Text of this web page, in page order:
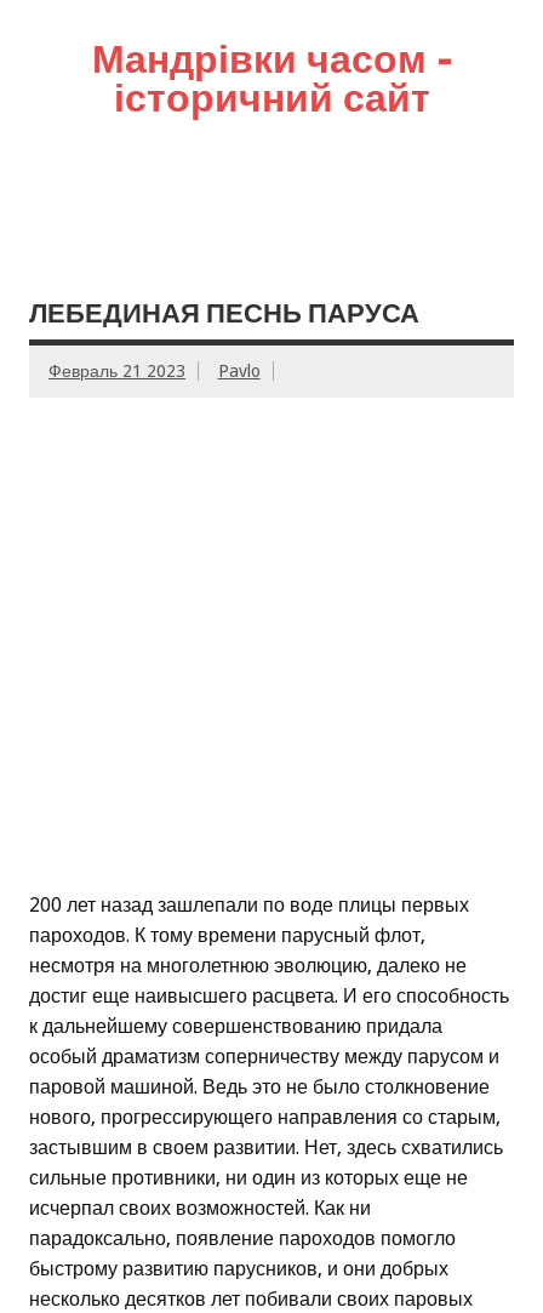
Мандрівки часом –
історичний сайт
ЛЕБЕДИНАЯ ПЕСНЬ ПАРУСА
Февраль 21 2023 Pavlo
200 лет назад зашлепали по воде плицы первых
пароходов. К тому времени парусный флот,
несмотря на многолетнюю эволюцию, далеко не
достиг еще наивысшего расцвета. И его способность
к дальнейшему совершенствованию придала
особый драматизм соперничеству между парусом и
паровой машиной. Ведь это не было столкновение
нового, прогрессирующего направления со старым,
застывшим в своем развитии. Нет, здесь схватились
сильные противники, ни один из которых еще не
исчерпал своих возможностей. Как ни
парадоксально, появление пароходов помогло
быстрому развитию парусников, и они добрых
несколько десятков лет побивали своих паровых